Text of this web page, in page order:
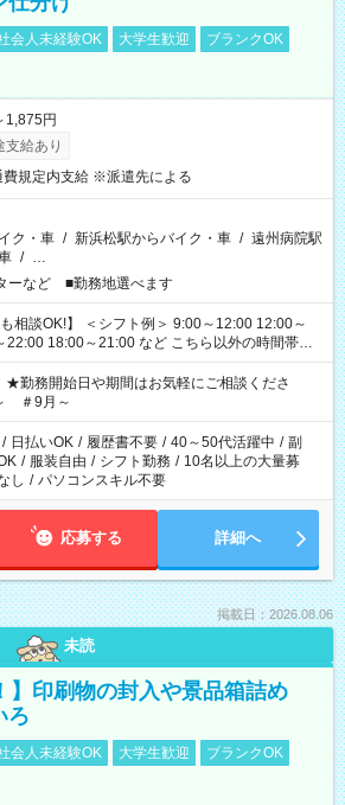
会人未経験OK 大学生歓迎
ブランクOK
1,875円
支給あり
費規定内支給 ※派遣先による
ク・車 / 新浜松駅からバイク・車 / 遠州病院駅
/ …
ーなど ■勤務地選べます
ト例＞ 9:00～12:00 12:00～
～21:00 など こちら以外の時間帯も
ください！
勤務開始日や期間はお気軽にご相談くださ
＃9月～
/ 日払いOK / 履歴書不要 / 40～50代活躍中 / 副
/ 服装自由 / シフト勤務 / 10名以上の大量募
し / パソコンスキル不要
応募する 詳細へ
掲載日：2026.08.06
未読
】印刷物の封入や景品箱詰め
ろ
会人未経験OK 大学生歓迎
ブランクOK